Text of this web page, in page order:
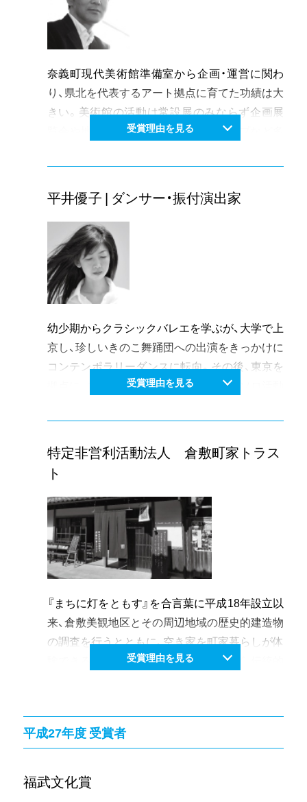
みや地域や市教委などと協力して進めている小
学校の空き教室をギャラリーにする試みなどの
取り組みはその表れであるといえよう。
異色の作品制作とともに地域活性化に大きく寄
与する取り組みから目が離せない。
奈義町現代美術館準備室から企画・運営に関わ
り、県北を代表するアート拠点に育てた功績は大
きい。美術館の活動は常設展のみならず企画展
覧会や地域住民参加型のワークショップなど多
容で地道な活動を継続している。美術館の新た
な魅力と可能性を求めていくための試みも逐次
開催し、なかでも、地域文化に刺激を与え新陳代
謝を促そうと、県内外の新しい才能の発掘を目的
に若手作家を起用する姿勢は特に高い評価を得
ている。
併せて、県展の審査委員、美作三湯芸術温度キュ
レーターなども積極的に務め、地域活性化の推進
リーダーとして更なる今後の活躍が大いに期待
される。
受賞理由を見る
平井優子 | ダンサー・振付演出家
幼少期からクラシックバレエを学ぶが、大学で上
京し、珍しいきのこ舞踊団への出演をきっかけに
コンテンポラリーダンスに転向。その後、東京を
拠点に、ニブロール作品等様々な客演やソロ活動
はソロパフォーマンス活動や他ジャンルのアー
ティストとのコラボレーションなどを通して
日々研鑽を積む。現在も世界的なパフォーマン
ス・グループ「ダムタイプ」のメンバーとしてク
リエイションから参加し、ダンサーとしても第一
線で活躍する。
一方で、岡山県の実施する事業、岡山国民文化祭
2010等にも積極的に参加し、地域文化への文化
芸術の展開、普及のために熱意と郷土愛をもって
精力的に活動している
受賞理由を見る
特定非営利活動法人 倉敷町家トラス
ト
『まちに灯をともす』を合言葉に平成18年設立以
来、倉敷美観地区とその周辺地域の歴史的建造物
の調査を行うとともに、空き家を町家暮らしが体
験できる滞在型宿泊施設に改装するなど、伝統的
活動を継続している。
「全国町並みゼミ倉敷大会」では、当団体が中心
には、備中地域の町家を舞台とした体験型イベン
ト「備中の町家でクラス」を企画するなど、まち
受賞理由を見る
平成27年度 受賞者
福武文化賞